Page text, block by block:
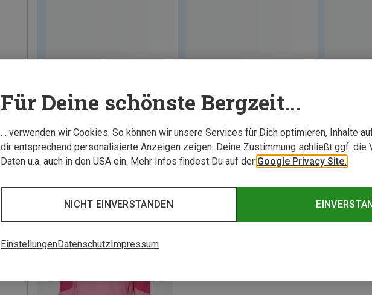
Für Deine schönste Bergzeit...
… verwenden wir Cookies. So können wir unsere Services für Dich optimieren, Inhalte
dir entsprechend personalisierte Anzeigen zeigen. Deine Zustimmung schließt ggf. die
Daten u.a. auch in den USA ein. Mehr Infos findest Du auf der Google Privacy Site.
NICHT EINVERSTANDEN
EinstellungenDatenschutz Impressum